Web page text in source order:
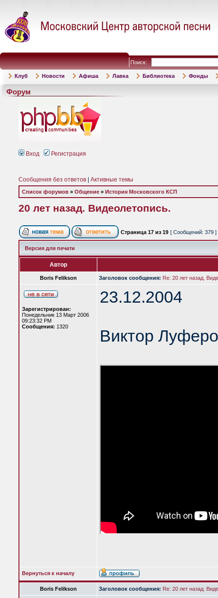
Поиск:
Клуб Новости Афиша Лавка Библиотека Фонды
Форум
Вход Регистрация
Сообщения без ответов Активные темы
Список форумов » Общение » История Московского КСП
20 лет назад. Видеолетопись.
Страница 17 из 19 [ Сообщений: 379 ]
Версия для печати
Автор
Boris Felikson Заголовок сообщения: Re: 20 лет назад.
Зарегистрирован:
Понедельник 13 Март 2006
09:23:32 PM
Сообщения: 1320
23.12.2004
Виктор
Вернуться к началу
Boris Felikson Заголовок сообщения: Re: 20 лет назад.